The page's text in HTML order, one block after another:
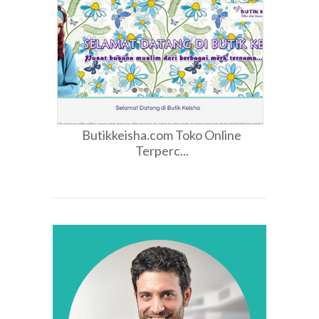
Butikkeisha.com Toko Online
Terperc...